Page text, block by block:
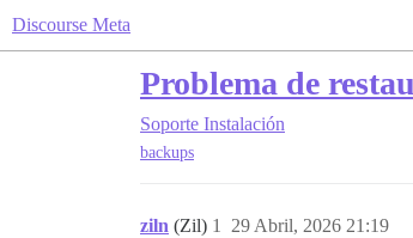
Discourse Meta
Problema de
Soporte Instalación
backups
ziln (Zil) 29 Abril, 2026 21:19
1